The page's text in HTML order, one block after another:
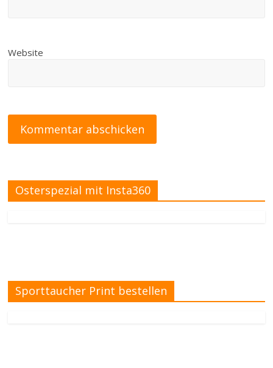
Website
Osterspezial mit Insta360
Sporttaucher Print bestellen